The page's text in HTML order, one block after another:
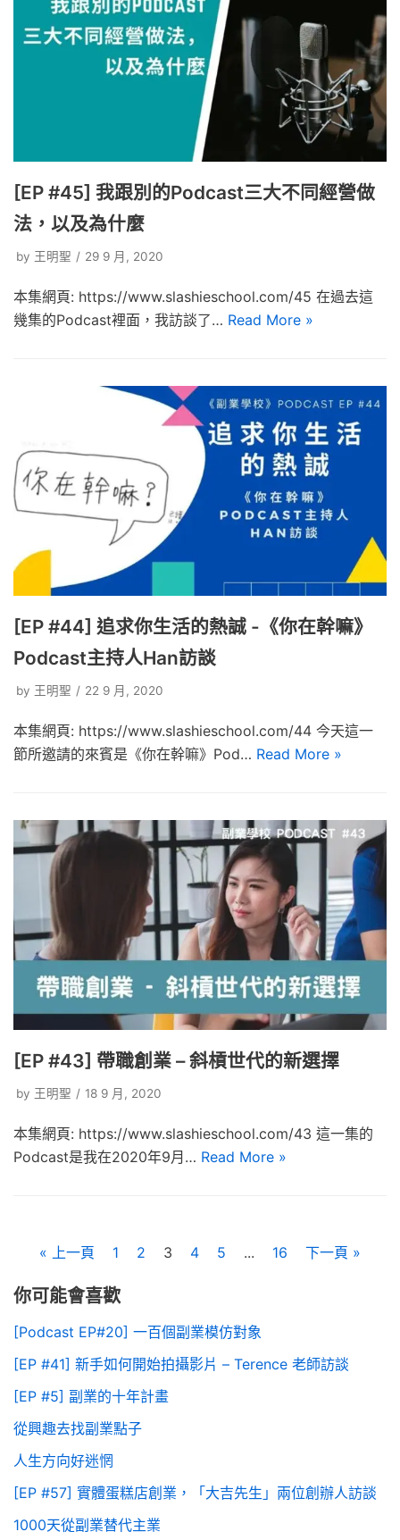
[EP #45] 我跟別的Podcast三大不同經營做
法，以及為什麼
by 王明聖 29 9 月, 2020
本集網頁: https://www.slashieschool.com/45 在過去這
幾集的Podcast裡面，我訪談了… Read More »
[EP #44] 追求你生活的熱誠 -《你在幹嘛》
Podcast主持人Han訪談
by 王明聖 22 9 月, 2020
本集網頁: https://www.slashieschool.com/44 今天這一
節所邀請的來賓是《你在幹嘛》Pod… Read More »
[EP #43] 帶職創業 – 斜槓世代的新選擇
by 王明聖 18 9 月, 2020
本集網頁: https://www.slashieschool.com/43 這一集的
Podcast是我在2020年9月… Read More »
« 上一頁 1 2 3 4 5 ... 16 下一頁 »
你可能會喜歡
[Podcast EP#20] 一百個副業模仿對象
[EP #41] 新手如何開始拍攝影片 – Terence 老師訪談
[EP #5] 副業的十年計畫
從興趣去找副業點子
人生方向好迷惘
[EP #57] 實體蛋糕店創業，「大吉先生」兩位創辦人訪談
1000天從副業替代主業